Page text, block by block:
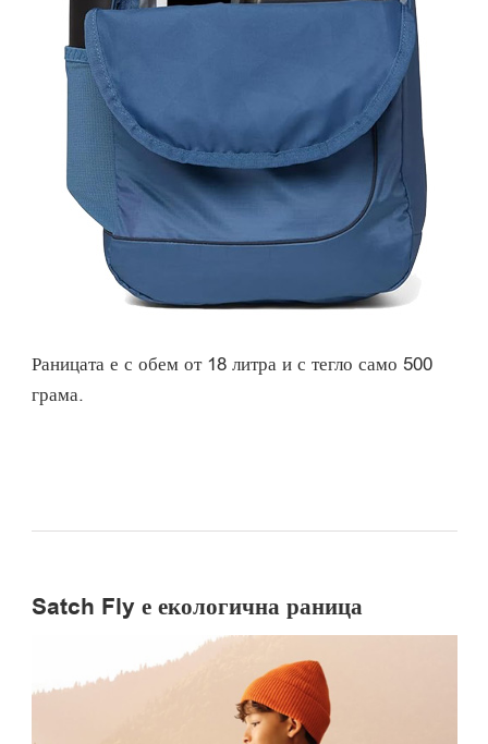
Раницата е с обем от 18 литра и с тегло само 500
грама.
Satch Fly е екологична раница